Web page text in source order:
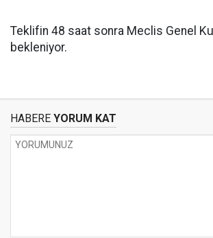
Teklifin 48 saat sonra Meclis Genel
bekleniyor.
HABERE YORUM KAT